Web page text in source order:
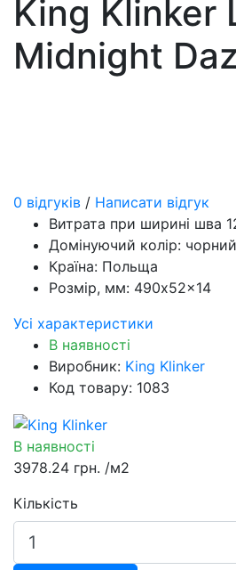
King Klinker
Midnight
0 відгуків / Написати відгук
Витрата при ширині шва
Домінуючий колір: чорний
Країна: Польща
Розмір, мм: 490x52x14
Усі характеристики
В наявності
Виробник: King Klinker
Код товару: 1083
В наявності
3978.24 грн. /м2
Кількість